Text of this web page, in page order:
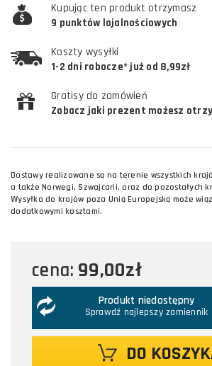
Kupując ten produkt otrzymasz
9 punktów lojalnościowych
Koszty wysyłki
1-2 dni robocze* już od 8,99zł
Gratisy do zamówień
Zobacz jaki prezent możesz
Dostawy realizowane są na terenie wszystkich
a także Norwegi, Szwajcarii, oraz do pozostałych
Wysyłka do krajów poza Unią Europejską może
dodatkowymi kosztami.
cena: 99,00zł
Produkt niedostępny
Sprawdź najlepszy zamiennik
DO